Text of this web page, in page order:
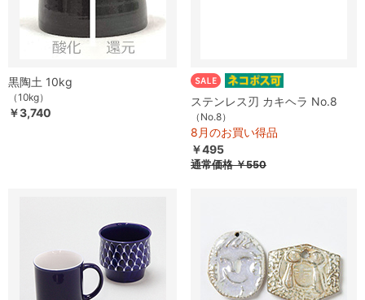
黒陶土 10kg
（10kg）
￥3,740
ステンレス刃 カキヘラ No.8
（No.8）
8月のお買い得品
￥495
通常価格￥550